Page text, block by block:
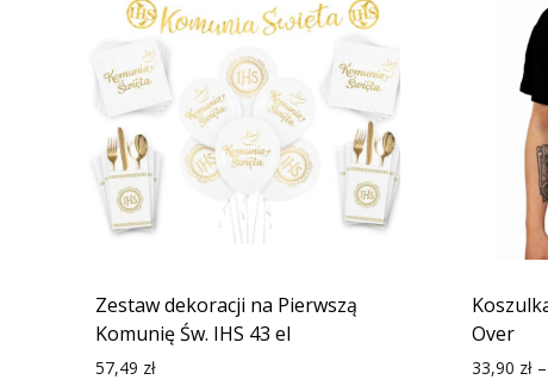
Zestaw dekoracji na Pierwszą
Komunię Św. IHS 43 el
57,49 zł
Over
33,90 zł –